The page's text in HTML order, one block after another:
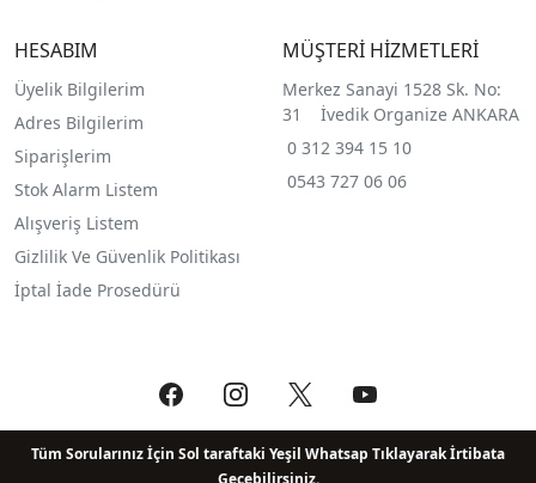
HESABIM
Üyelik Bilgilerim
Adres Bilgilerim
Siparişlerim
Stok Alarm Listem
Alışveriş Listem
Gizlilik Ve Güvenlik Politikası
İptal İade Prosedürü
MÜŞTERİ HİZMETLERİ
Merkez Sanayi 1528 Sk. No:
31 İvedik Organize ANKARA
0 312 394 15 10
0543 727 06 06
Tüm Sorularınız İçin Sol taraftaki Yeşil Whatsap Tıklayarak İrtibata